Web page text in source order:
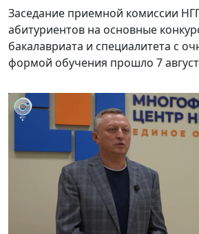
Заседание приемной комиссии
абитуриентов на основные
бакалавриата и специалитета с
формой обучения прошло 7